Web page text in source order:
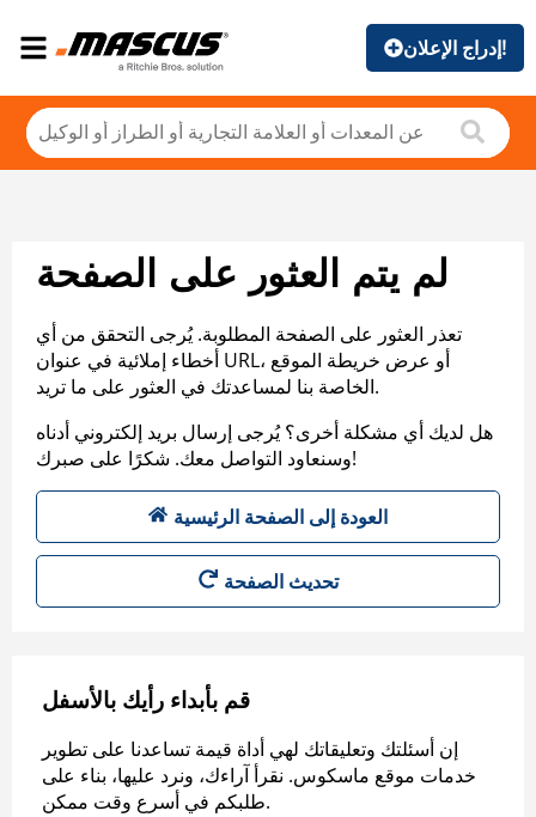
إدراج الإعلان!
لم يتم العثور على الصفحة
تعذر العثور على الصفحة المطلوبة. يُرجى التحقق من أي
أخطاء إملائية في عنوان URL، أو عرض خريطة الموقع
الخاصة بنا لمساعدتك في العثور على ما تريد.
هل لديك أي مشكلة أخرى؟ يُرجى إرسال بريد إلكتروني أدناه
وسنعاود التواصل معك. شكرًا على صبرك!
العودة إلى الصفحة الرئيسية
تحديث الصفحة
قم بأبداء رأيك بالأسفل
إن أسئلتك وتعليقاتك لهي أداة قيمة تساعدنا على تطوير
خدمات موقع ماسكوس. نقرأ آراءك، ونرد عليها، بناء على
طلبكم في أسرع وقت ممكن.